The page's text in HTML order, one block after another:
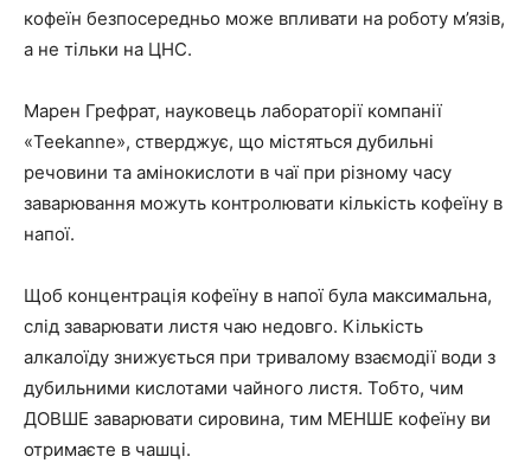
кофеїн безпосередньо може впливати на роботу м’язів,
а не тільки на ЦНС.
Марен Грефрат, науковець лабораторії компанії
«Teekanne», стверджує, що містяться дубильні
речовини та амінокислоти в чаї при різному часу
заварювання можуть контролювати кількість кофеїну в
напої.
Щоб концентрація кофеїну в напої була максимальна,
слід заварювати листя чаю недовго. Кількість
алкалоїду знижується при тривалому взаємодії води з
дубильними кислотами чайного листя. Тобто, чим
ДОВШЕ заварювати сировина, тим МЕНШЕ кофеїну ви
отримаєте в чашці.